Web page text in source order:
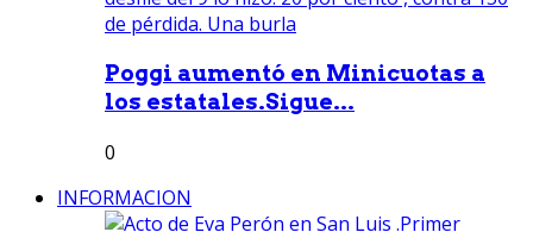
Poggi aumentó en Minicuotas a
los estatales.Sigue...
0
INFORMACION